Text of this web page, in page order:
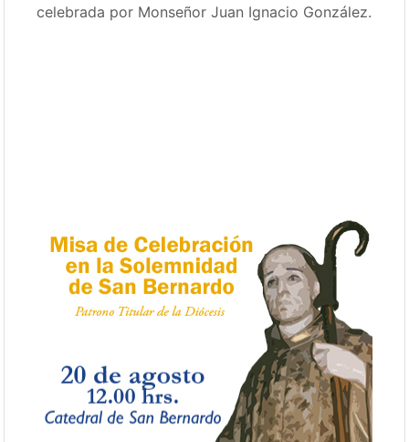
celebrada por Monseñor Juan Ignacio González.